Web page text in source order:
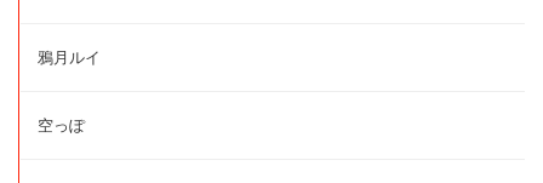
鴉月ルイ
空っぽ